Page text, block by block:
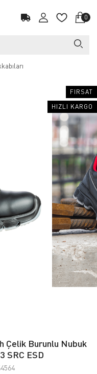
0
FIRSAT
HIZLI KARGO
Çelik Burunlu Nubuk
SRC ESD